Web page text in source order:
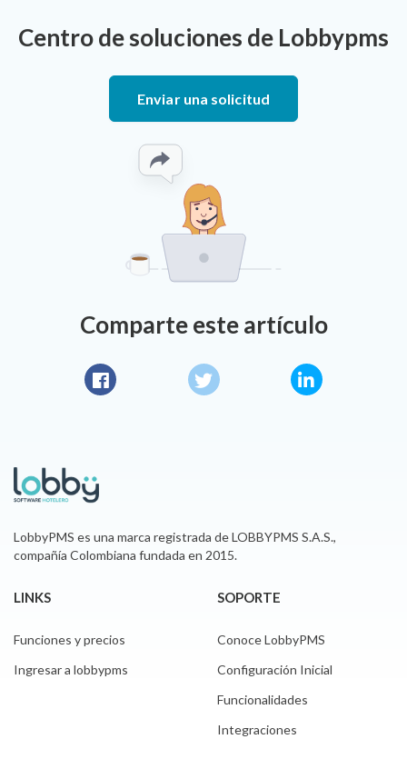
Centro de soluciones de Lobbypms
Enviar una solicitud
Comparte este artículo
Twitter LinkedIn
LobbyPMS es una marca registrada de LOBBYPMS S.A.S.,
compañía Colombiana fundada en 2015.
LINKS
Funciones y precios
Ingresar a lobbypms
SOPORTE
Conoce LobbyPMS
Configuración Inicial
Funcionalidades
Integraciones